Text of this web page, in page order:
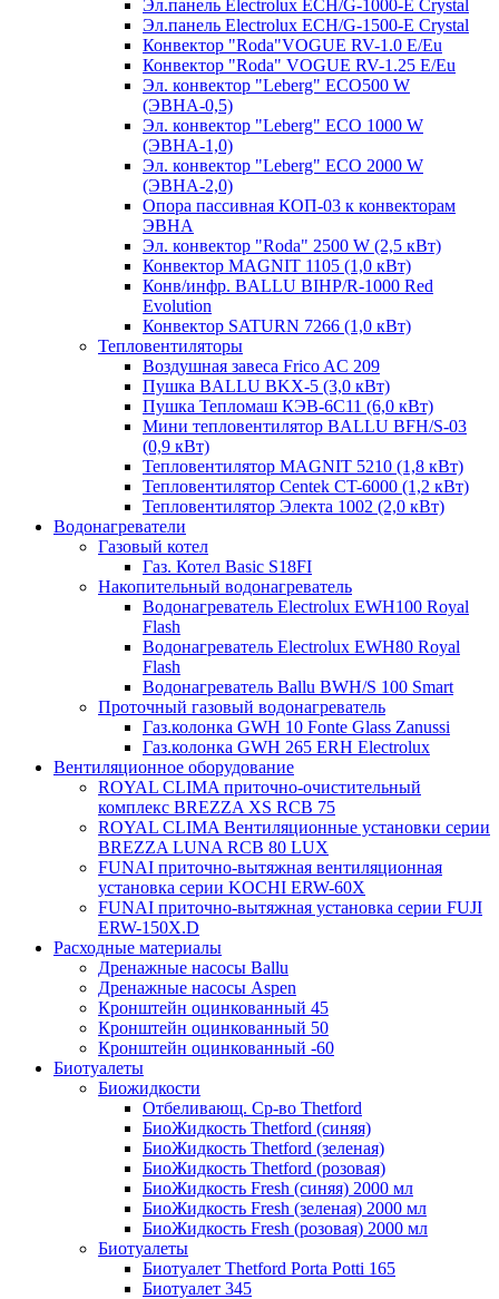
Эл.панель Electrolux ECH/G-1000-Е Crystal
Эл.панель Electrolux ECH/G-1500-Е Crystal
Конвектор "Roda"VOGUE RV-1.0 E/Eu
Конвектор "Roda" VOGUE RV-1.25 E/Eu
Эл. конвектор "Leberg" ECO500 W
(ЭВНА-0,5)
Эл. конвектор "Leberg" ECO 1000 W
(ЭВНА-1,0)
Эл. конвектор "Leberg" ECO 2000 W
(ЭВНА-2,0)
Опора пассивная КОП-03 к конвекторам
ЭВНА
Эл. конвектор "Roda" 2500 W (2,5 кВт)
Конвектор MAGNIT 1105 (1,0 кВт)
Конв/инфр. BALLU BIHP/R-1000 Red
Evolution
Конвектор SATURN 7266 (1,0 кВт)
Тепловентиляторы
Воздушная завеса Frico AC 209
Пушка BALLU BKX-5 (3,0 кВт)
Пушка Тепломаш КЭВ-6С11 (6,0 кВт)
Мини тепловентилятор BALLU BFH/S-03
(0,9 кВт)
Тепловентилятор MAGNIT 5210 (1,8 кВт)
Тепловентилятор Centek CT-6000 (1,2 кВт)
Тепловентилятор Электа 1002 (2,0 кВт)
Водонагреватели
Газовый котел
Газ. Котел Basic S18FI
Накопительный водонагреватель
Водонагреватель Electrolux EWH100 Royal
Flash
Водонагреватель Electrolux EWH80 Royal
Flash
Водонагреватель Ballu BWH/S 100 Smart
Проточный газовый водонагреватель
Газ.колонка GWH 10 Fonte Glass Zanussi
Газ.колонка GWH 265 ERH Electrolux
Вентиляционное оборудование
ROYAL CLIMA приточно-очистительный
комплекс BREZZA XS RCB 75
ROYAL CLIMA Вентиляционные установки серии
BREZZA LUNA RCB 80 LUX
FUNAI приточно-вытяжная вентиляционная
установка серии KOCHI ERW-60X
FUNAI приточно-вытяжная установка серии FUJI
ERW-150X.D
Расходные материалы
Дренажные насосы Ballu
Дренажные насосы Aspen
Кронштейн оцинкованный 45
Кронштейн оцинкованный 50
Кронштейн оцинкованный -60
Биотуалеты
Биожидкости
Отбеливающ. Ср-во Thetford
БиоЖидкость Thetford (синяя)
БиоЖидкость Thetford (зеленая)
БиоЖидкость Thetford (розовая)
БиоЖидкость Fresh (синяя) 2000 мл
БиоЖидкость Fresh (зеленая) 2000 мл
БиоЖидкость Fresh (розовая) 2000 мл
Биотуалеты
Биотуалет Thetford Porta Potti 165
Биотуалет 345